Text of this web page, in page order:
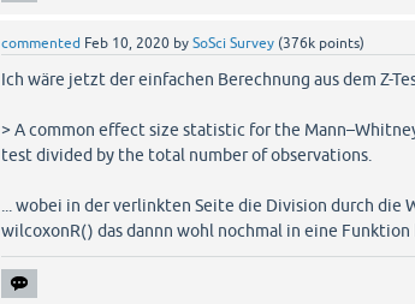
commented Feb 10, 2020 bySoSci Survey (376k points)
Ich wäre jetzt der einfachen Berechnung aus dem Z-
> A common effect size statistic for the
test divided by the total number of observations.
... wobei in der verlinkten Seite die Division durch die
wilcoxonR() das dannn wohl nochmal in eine Funktion